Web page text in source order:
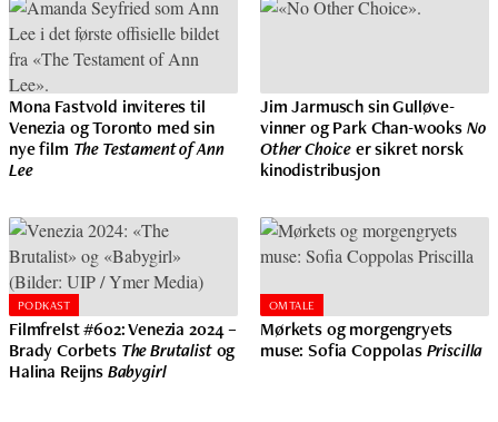
Mona Fastvold inviteres til
Venezia og Toronto med sin
nye film The Testament of Ann
Lee
Jim Jarmusch sin Gulløve-
vinner og Park Chan-wooksNo
Other Choiceer sikret norsk
kinodistribusjon
PODKAST
Filmfrelst #602: Venezia 2024 –
Brady Corbets The Brutalistog
Halina ReijnsBabygirl
OMTALE
Mørkets og morgengryets
muse: Sofia CoppolasPriscilla